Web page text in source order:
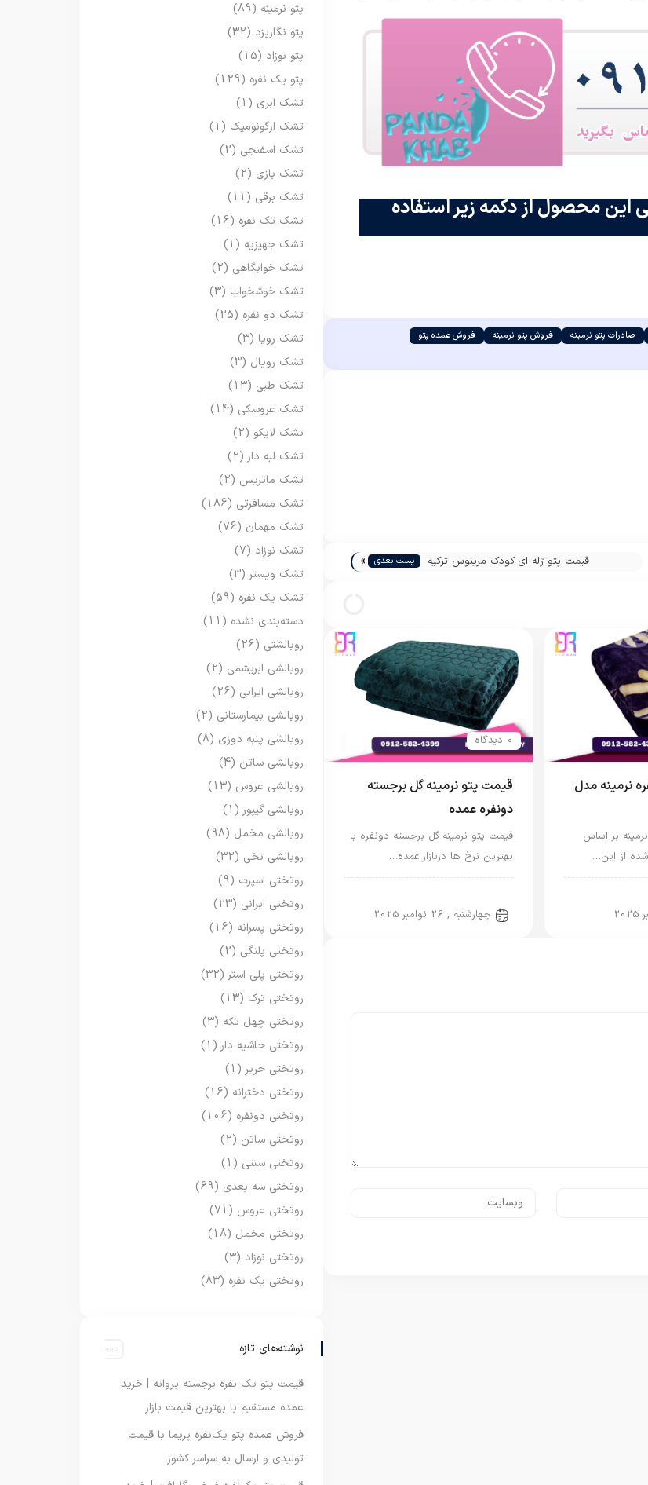
این محصول از دکمه زیر استفاده
صادرات پتو نرمینه فروش پتو نرمینه
فروش عمده پتو
قیمت پتو ژله ای کودک مرینوس ترکیه پست بعدی »
نرمینه مدل
بر اساس
شده از این…
0 دیدگاه
قیمت پتو نرمینه گل برجسته
دونفره عمده
قیمت پتو نرمینه گل برجسته دونفره با
بهترین نرخ ها دربازار عمده…
چهارشنبه , 26 نوامبر 2025
پتو نرمینه (89)
پتو نگاریزد (32)
پتو نوزاد (15)
پتو یک نفره (129)
تشک ابری (1)
تشک ارگونومیک (1)
تشک اسفنجی (2)
تشک بازی (2)
تشک برقی (11)
تشک تک نفره (16)
تشک جهیزیه (1)
تشک خوابگاهی (2)
تشک خوشخواب (3)
تشک دو نفره (25)
تشک رویا (3)
تشک رویال (3)
تشک طبی (13)
تشک عروسکی (14)
تشک لایکو (2)
تشک لبه دار (2)
تشک ماتریس (2)
تشک مسافرتی (186)
تشک مهمان (76)
تشک نوزاد (7)
تشک ویستر (3)
تشک یک نفره (59)
دسته‌بندی نشده (11)
روبالشتی (26)
روبالشی ابریشمی (2)
روبالشی ایرانی (26)
روبالشی بیمارستانی (2)
روبالشی پنبه دوزی (8)
روبالشی ساتن (4)
روبالشی عروس (13)
روبالشی گیپور (1)
روبالشی مخمل (98)
روبالشی نخی (32)
روتختی اسپرت (9)
روتختی ایرانی (23)
روتختی پسرانه (16)
روتختی پلنگی (2)
روتختی پلی استر (32)
روتختی ترک (13)
روتختی چهل تکه (3)
روتختی حاشیه دار (1)
روتختی حریر (1)
روتختی دخترانه (16)
روتختی دونفره (106)
روتختی ساتن (2)
روتختی سنتی (1)
روتختی سه بعدی (69)
روتختی عروس (71)
روتختی مخمل (18)
روتختی نوزاد (3)
روتختی یک نفره (83)
نوشته‌های تازه
قیمت پتو تک نفره برجسته پروانه | خرید
عمده مستقیم با بهترین قیمت بازار
فروش عمده پتو یک‌نفره پریما با قیمت
تولیدی و ارسال به سراسر کشور